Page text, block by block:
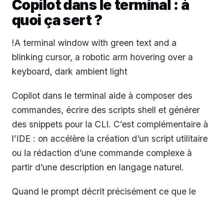
Copilot dans le terminal : à
quoi ça sert ?
!A terminal window with green text and a
blinking cursor, a robotic arm hovering over a
keyboard, dark ambient light
Copilot dans le terminal aide à composer des
commandes, écrire des scripts shell et générer
des snippets pour la CLI. C’est complémentaire à
l’IDE : on accélère la création d’un script utilitaire
ou la rédaction d’une commande complexe à
partir d’une description en langage naturel.
Quand le prompt décrit précisément ce que le